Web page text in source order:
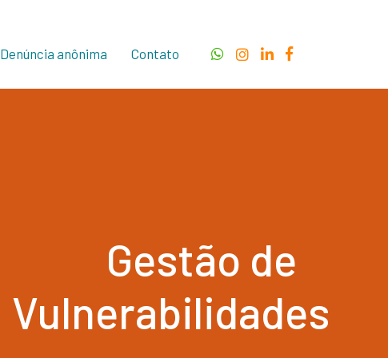
Denúncia anônima Contato
Gestão de
Vulnerabilidades